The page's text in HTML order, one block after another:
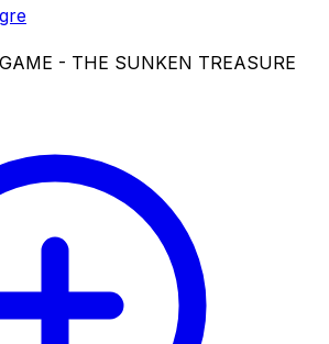
- THE SUNKEN TREASURE